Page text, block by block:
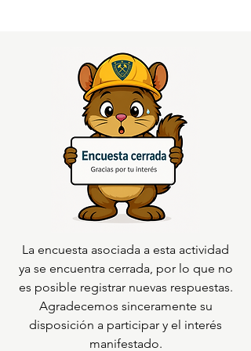
La encuesta asociada a esta actividad
ya se encuentra cerrada, por lo que no
es posible registrar nuevas respuestas.
Agradecemos sinceramente su
disposición a participar y el interés
manifestado.